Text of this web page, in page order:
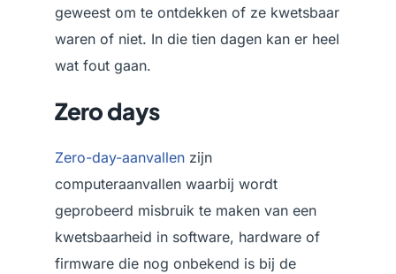
geweest om te ontdekken of ze kwetsbaar
waren of niet. In die tien dagen kan er heel
wat fout gaan.
Zero days
Zero-day-aanvallenzijn
computeraanvallen waarbij wordt
geprobeerd misbruik te maken van een
kwetsbaarheid in software, hardware of
firmware die nog onbekend is bij de